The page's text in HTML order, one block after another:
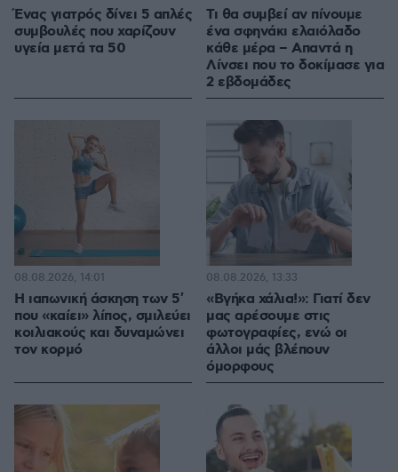
Ένας γιατρός δίνει 5 απλές
συμβουλές που χαρίζουν
υγεία μετά τα 50
Τι θα συμβεί αν πίνουμε
ένα σφηνάκι ελαιόλαδο
κάθε μέρα – Απαντά η
Λίνσει που το δοκίμασε για
2 εβδομάδες
Η ιαπωνική άσκηση των 5′
που «καίει» λίπος, σμιλεύει
κοιλιακούς και δυναμώνει
τον κορμό
08.08.2026, 14:01
«Βγήκα χάλια!»: Γιατί δεν
μας αρέσουμε στις
φωτογραφίες, ενώ οι
άλλοι μάς βλέπουν
όμορφους
08.08.2026, 13:33